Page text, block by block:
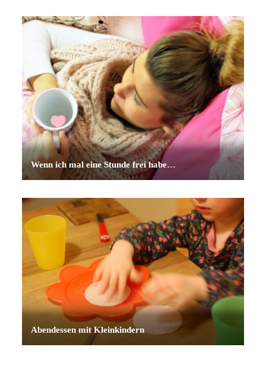
Wenn ich mal eine Stunde frei habe…
Abendessen mit Kleinkindern